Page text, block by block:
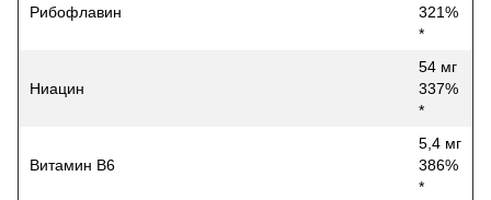
Рибофлавин
321%
*
Ниацин
54 мг
337%
*
Витамин B6
5,4 мг
386%
*